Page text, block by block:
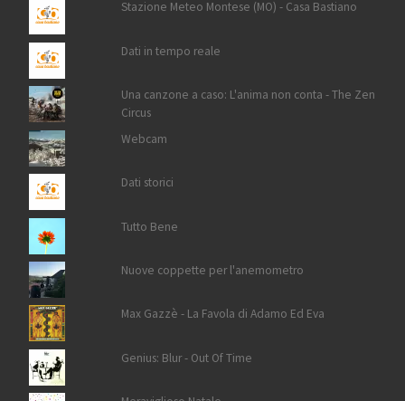
Stazione Meteo Montese (MO) - Casa Bastiano
Dati in tempo reale
Una canzone a caso: L'anima non conta - The Zen
Circus
Webcam
Dati storici
Tutto Bene
Nuove coppette per l'anemometro
Max Gazzè - La Favola di Adamo Ed Eva
Genius: Blur - Out Of Time